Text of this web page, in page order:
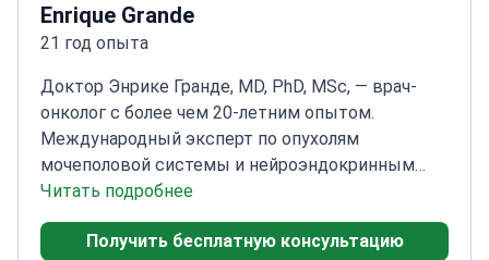
Enrique Grande
21 год опыта
Доктор Энрике Гранде, MD, PhD, MSc, — врач-
онколог с более чем 20-летним опытом.
Международный эксперт по опухолям
мочеполовой системы и нейроэндокринным
опухолям. Он возглавляет отделение
программу One Oncology Madrid в QuirónSalud,
Читать подробнее
Получить бесплатную консультацию